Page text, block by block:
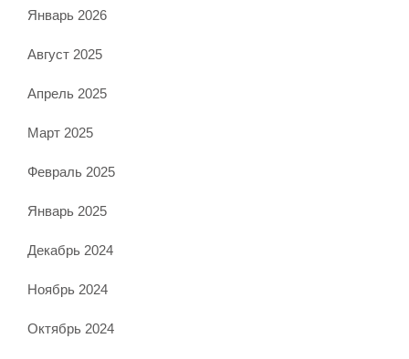
Январь 2026
Август 2025
Апрель 2025
Март 2025
Февраль 2025
Январь 2025
Декабрь 2024
Ноябрь 2024
Октябрь 2024